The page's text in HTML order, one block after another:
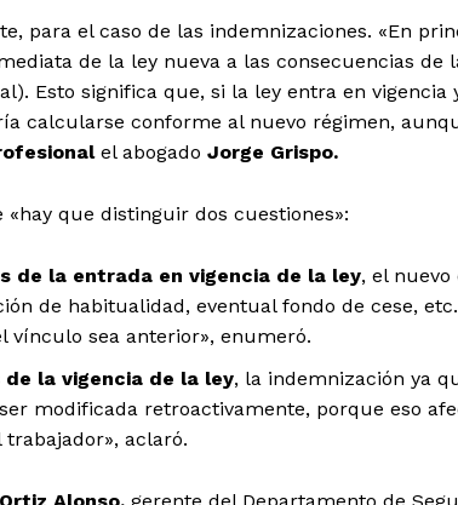
para el caso de las indemnizaciones. «En
de la ley nueva a las consecuencias de
Esto significa que, si la ley entra en
calcularse conforme al nuevo régimen,
el abogado Jorge Grispo.
que distinguir dos cuestiones»:
de la entrada en vigencia de la ley, el
de habitualidad, eventual fondo de cese,
vínculo sea anterior», enumeró.
la vigencia de la ley, la indemnización ya
modificada retroactivamente, porque eso
aclaró.